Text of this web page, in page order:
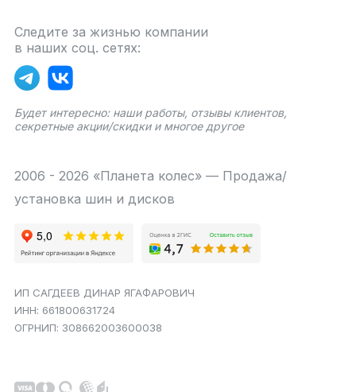
Следите за жизнью компании
в наших соц. сетях:
Будет интересно: наши работы, отзывы клиентов,
секретные акции/скидки и многое другое
2006 - 2026 «Планета колес» — Продажа/
установка шин и дисков
ИП САГДЕЕВ ДИНАР ЯГАФАРОВИЧ
ИНН: 661800631724
ОГРНИП: 308662003600038